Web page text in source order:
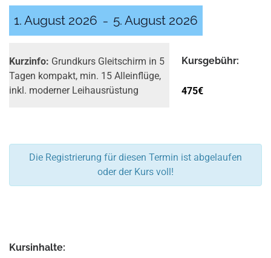
1. August 2026 – 5. August 2026
Kurzinfo: Grundkurs Gleitschirm in 5
Tagen kompakt, min. 15 Alleinflüge,
inkl. moderner Leih­ausrüstung
Kurs­gebühr:
475€
Die Registrierung für diesen Termin ist abgelaufen
oder der Kurs voll!
Kursinhalte: